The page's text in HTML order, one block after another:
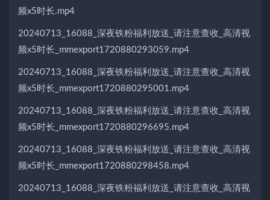
频x5时长.mp4
20240713_16088_深夜铁粉福利放送_请注意查收_高清视
频x5时长_mmexport1720880293059.mp4
20240713_16088_深夜铁粉福利放送_请注意查收_高清视
频x5时长_mmexport1720880295001.mp4
20240713_16088_深夜铁粉福利放送_请注意查收_高清视
频x5时长_mmexport1720880296695.mp4
20240713_16088_深夜铁粉福利放送_请注意查收_高清视
频x5时长_mmexport1720880298458.mp4
20240713_16088_深夜铁粉福利放送_请注意查收_高清视